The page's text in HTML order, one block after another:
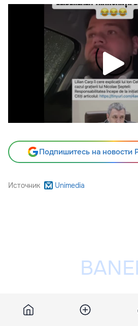
Подпишитесь на новости
Источник Unimedia